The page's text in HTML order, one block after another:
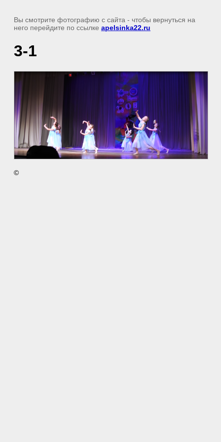
Вы смотрите фотографию с сайта - чтобы вернуться на
него перейдите по ссылке apelsinka22.ru
3-1
©